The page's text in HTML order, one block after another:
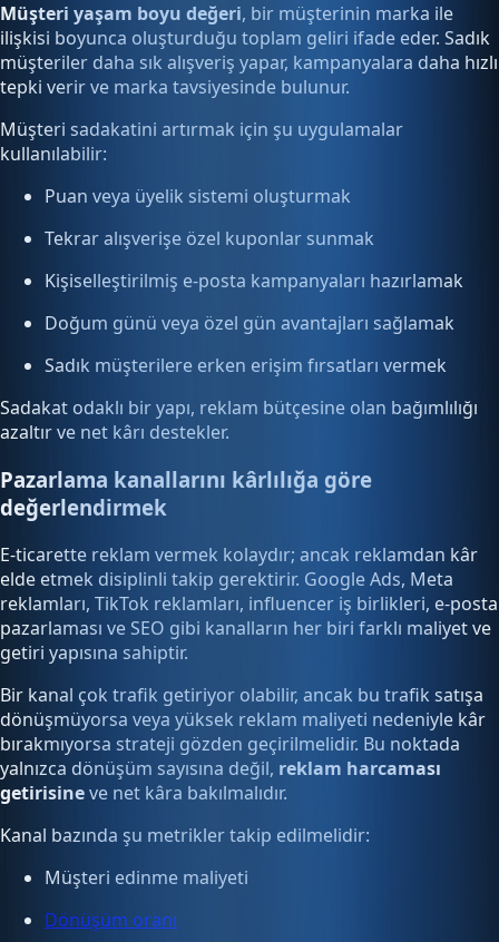
Müşteri yaşam boyu değeri, bir müşterinin marka ile
ilişkisi boyunca oluşturduğu toplam geliri ifade eder. Sadık
müşteriler daha sık alışveriş yapar, kampanyalara daha hızlı
tepki verir ve marka tavsiyesinde bulunur.
Müşteri sadakatini artırmak için şu uygulamalar
kullanılabilir:
Puan veya üyelik sistemi oluşturmak
Tekrar alışverişe özel kuponlar sunmak
Kişiselleştirilmiş e-posta kampanyaları hazırlamak
Doğum günü veya özel gün avantajları sağlamak
Sadık müşterilere erken erişim fırsatları vermek
Sadakat odaklı bir yapı, reklam bütçesine olan bağımlılığı
azaltır ve net kârı destekler.
Pazarlama kanallarını kârlılığa göre
değerlendirmek
E-ticarette reklam vermek kolaydır; ancak reklamdan kâr
elde etmek disiplinli takip gerektirir. Google Ads, Meta
reklamları, TikTok reklamları, influencer iş birlikleri, e-posta
pazarlaması ve SEO gibi kanalların her biri farklı maliyet ve
getiri yapısına sahiptir.
Bir kanal çok trafik getiriyor olabilir, ancak bu trafik satışa
dönüşmüyorsa veya yüksek reklam maliyeti nedeniyle kâr
bırakmıyorsa strateji gözden geçirilmelidir. Bu noktada
yalnızca dönüşüm sayısına değil, reklam harcaması
getirisineve net kâra bakılmalıdır.
Kanal bazında şu metrikler takip edilmelidir:
Müşteri edinme maliyeti
Dönüşüm oranı